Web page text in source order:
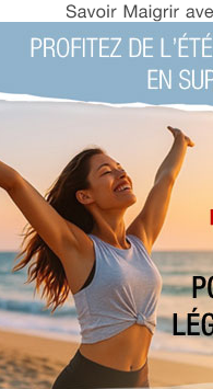
de equipe-
973
11 - 20 21 - 30 31 - 40 41 - 50
41 42 43 44 45
Tac
le 23/03/2012 à 09:06
le changement
une heure de plus, ou une